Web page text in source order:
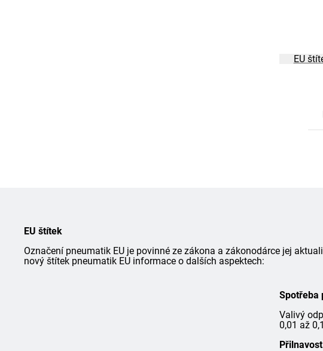
EU
EU štítek
Označení pneumatik EU je povinné ze zákona a zákonodárce jej
nový štítek pneumatik EU informace o dalších aspektech:
Spotřeba
Valivý
0,01 až